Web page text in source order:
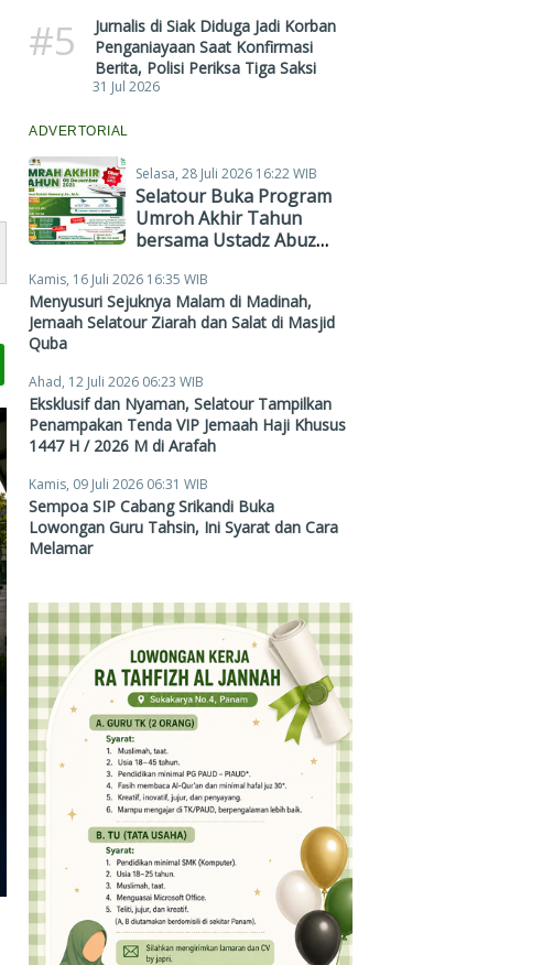
#5
Jurnalis di Siak Diduga Jadi Korban
Penganiayaan Saat Konfirmasi
Berita, Polisi Periksa Tiga Saksi
31 Jul 2026
ADVERTORIAL
Selasa, 28 Juli 2026 16:22 WIB
Selatour Buka Program
Umroh Akhir Tahun
bersama Ustadz Abuz
Mulai Rp38,4 Juta
Kamis, 16 Juli 2026 16:35 WIB
Menyusuri Sejuknya Malam di Madinah,
Jemaah Selatour Ziarah dan Salat di Masjid
Quba
Ahad, 12 Juli 2026 06:23 WIB
Eksklusif dan Nyaman, Selatour Tampilkan
Penampakan Tenda VIP Jemaah Haji Khusus
1447 H / 2026 M di Arafah
Kamis, 09 Juli 2026 06:31 WIB
Sempoa SIP Cabang Srikandi Buka
Lowongan Guru Tahsin, Ini Syarat dan Cara
Melamar